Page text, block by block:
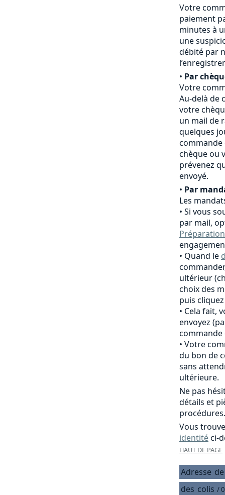
Votre
paiement
minutes à
une
débité par
• Par
Votre
Au-delà de
votre
un mail de
quelques
chèque ou
prévenez
envoyé.
• Par
Les
Si vous
par mail,
Quand le
ultérieur
choix des
puis
Cela fait,
envoyez
commande
Votre
du bon de
sans
ultérieure.
Ne pas
détails et
procédures.
Vous
identitéci-
HAUT DE PAGE
Adresse de
des colis /